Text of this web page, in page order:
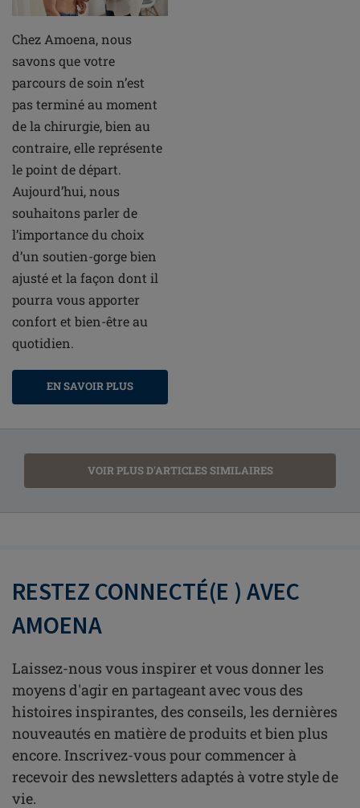
Chez Amoena, nous
savons que votre
parcours de soin n’est
pas terminé au moment
de la chirurgie, bien au
contraire, elle représente
le point de départ.
Aujourd’hui, nous
souhaitons parler de
l’importance du choix
d’un soutien-gorge bien
ajusté et la façon dont il
pourra vous apporter
confort et bien-être au
quotidien.
EN SAVOIR PLUS
VOIR PLUS D'ARTICLES SIMILAIRES
RESTEZ CONNECTÉ(E ) AVEC
AMOENA
Laissez-nous vous inspirer et vous donner les
moyens d'agir en partageant avec vous des
histoires inspirantes, des conseils, les dernières
nouveautés en matière de produits et bien plus
encore. Inscrivez-vous pour commencer à
recevoir des newsletters adaptés à votre style de
vie.